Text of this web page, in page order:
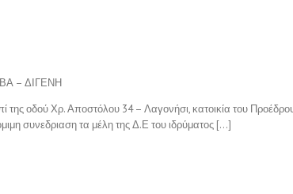
– ΔΙΓΕΝΗ
οδού Χρ. Αποστόλου 34 – Λαγονήσι, κατοικία του
συνεδριαση τα μέλη της Δ.Ε του ιδρύματος […]